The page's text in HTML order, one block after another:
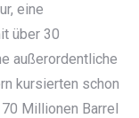
eine
über 30
außerordentliche
kursierten schon
Millionen Barrel